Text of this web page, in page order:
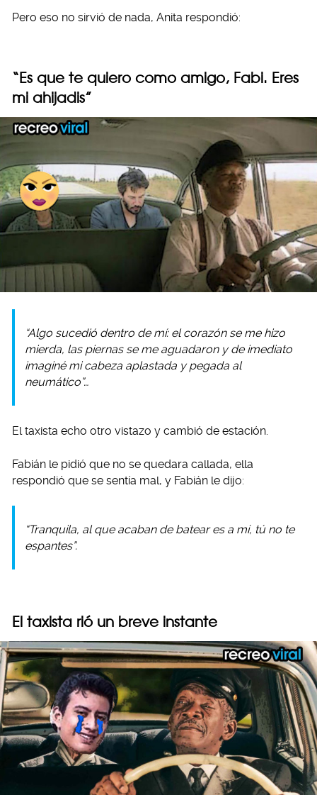
Pero eso no sirvió de nada, Anita respondió:
“Es que te quiero como amigo, Fabi. Eres
mi ahijadis”
“Algo sucedió dentro de mí: el corazón se me hizo
mierda, las piernas se me aguadaron y de imediato
imaginé mi cabeza aplastada y pegada al
neumático”…
El taxista echo otro vistazo y cambió de estación.
Fabián le pidió que no se quedara callada, ella
respondió que se sentía mal, y Fabián le dijo:
“Tranquila, al que acaban de batear es a mí, tú no te
espantes”.
El taxista rió un breve instante